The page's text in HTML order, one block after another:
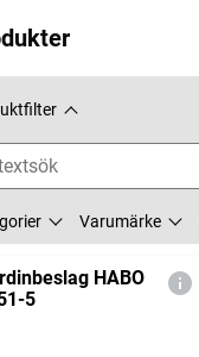
Varumärke
HABO
5